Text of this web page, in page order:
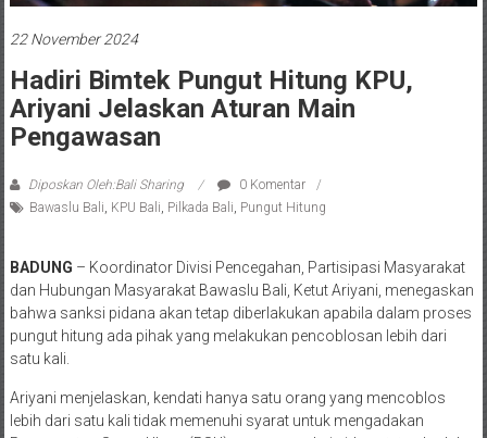
22 November 2024
Hadiri Bimtek Pungut Hitung KPU,
Ariyani Jelaskan Aturan Main
Pengawasan
Diposkan Oleh:Bali Sharing
0 Komentar
Bawaslu Bali KPU Bali Pilkada Bali Pungut Hitung
BADUNG – Koordinator Divisi Pencegahan, Partisipasi Masyarakat
dan Hubungan Masyarakat Bawaslu Bali, Ketut Ariyani, menegaskan
bahwa sanksi pidana akan tetap diberlakukan apabila dalam proses
pungut hitung ada pihak yang melakukan pencoblosan lebih dari
satu kali.
Ariyani menjelaskan, kendati hanya satu orang yang mencoblos
lebih dari satu kali tidak memenuhi syarat untuk mengadakan